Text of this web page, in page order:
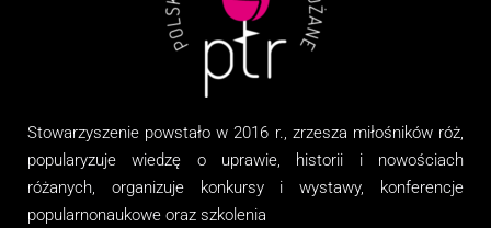
Stowarzyszenie powstało w 2016 r., zrzesza miłośników róż,
popularyzuje wiedzę o uprawie, historii i nowościach
różanych, organizujekonkursy i wystawy, konferencje
popularnonaukowe oraz szkolenia